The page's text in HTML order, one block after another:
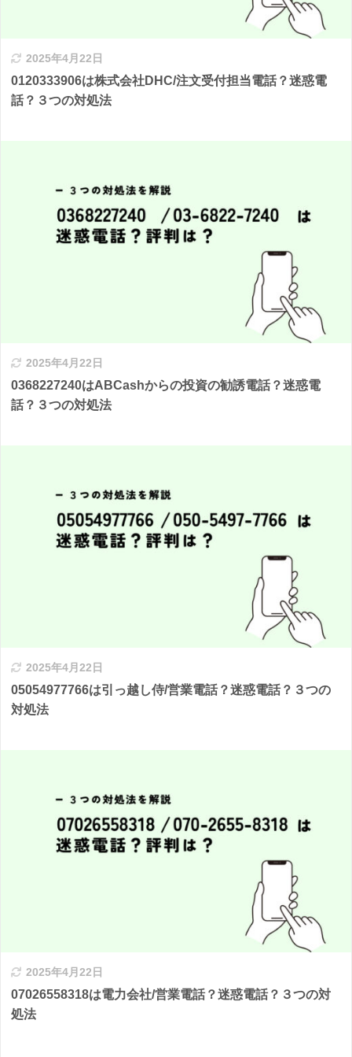
2025年4月22日
0120333906は株式会社DHC/注文受付担当電話？迷惑電
話？３つの対処法
2025年4月22日
0368227240はABCashからの投資の勧誘電話？迷惑電
話？３つの対処法
2025年4月22日
05054977766は引っ越し侍/営業電話？迷惑電話？３つの
対処法
2025年4月22日
07026558318は電力会社/営業電話？迷惑電話？３つの対
処法